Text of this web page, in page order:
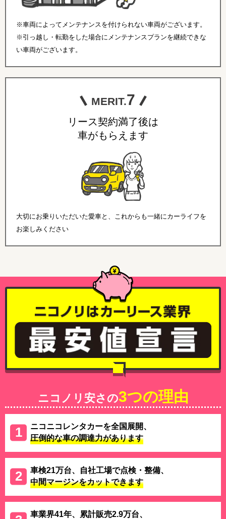
※車両によってメンテナンスを付けられない車両がございます。
※引っ越し・転勤をした場合にメンテナンスプランを継続できな
い車両がございます。
MERIT.7
リース契約満了後は
車がもらえます
大切にお乗りいただいた愛車と、これからも一緒にカーライフを
お楽しみください
ニコノリ安さの3つの理由
ニコニコレンタカーを全国展開、
圧倒的な車の調達力があります
車検21万台、自社工場で点検・整備、
中間マージンをカットできます
車業界41年、累計販売2.9万台、